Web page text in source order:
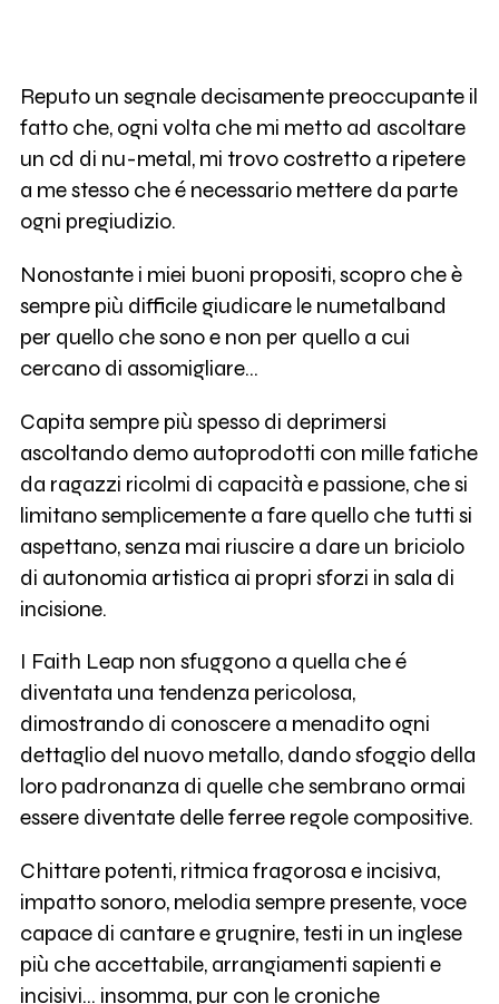
Reputo un segnale decisamente preoccupante il
fatto che, ogni volta che mi metto ad ascoltare
un cd di nu-metal, mi trovo costretto a ripetere
a me stesso che é necessario mettere da parte
ogni pregiudizio.
Nonostante i miei buoni propositi, scopro che è
sempre più difficile giudicare le numetalband
per quello che sono e non per quello a cui
cercano di assomigliare...
Capita sempre più spesso di deprimersi
ascoltando demo autoprodotti con mille fatiche
da ragazzi ricolmi di capacità e passione, che si
limitano semplicemente a fare quello che tutti si
aspettano, senza mai riuscire a dare un briciolo
di autonomia artistica ai propri sforzi in sala di
incisione.
I Faith Leap non sfuggono a quella che é
diventata una tendenza pericolosa,
dimostrando di conoscere a menadito ogni
dettaglio del nuovo metallo, dando sfoggio della
loro padronanza di quelle che sembrano ormai
essere diventate delle ferree regole compositive.
Chittare potenti, ritmica fragorosa e incisiva,
impatto sonoro, melodia sempre presente, voce
capace di cantare e grugnire, testi in un inglese
più che accettabile, arrangiamenti sapienti e
incisivi... insomma, pur con le croniche